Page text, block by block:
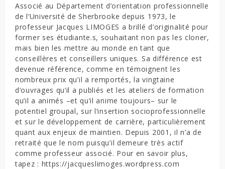
Associé au Département d’orientation professionnelle
de l’Université de Sherbrooke depuis 1973, le
professeur Jacques LIMOGES a brillé d’originalité pour
former ses étudiante.s, souhaitant non pas les cloner,
mais bien les mettre au monde en tant que
conseillères et conseillers uniques. Sa différence est
devenue référence, comme en témoignent les
nombreux prix qu’il a remportés, la vingtaine
d’ouvrages qu’il a publiés et les ateliers de formation
qu’il a animés –et qu’il anime toujours– sur le
potentiel groupal, sur l’insertion socioprofessionnelle
et sur le développement de carrière, particulièrement
quant aux enjeux de maintien. Depuis 2001, il n’a de
retraité que le nom puisqu’il demeure très actif
comme professeur associé. Pour en savoir plus,
tapez : https://jacqueslimoges.wordpress.com